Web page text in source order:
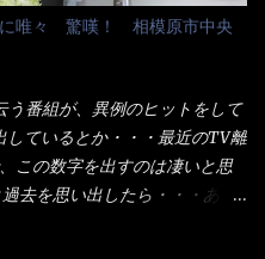
らない！ これだよ、こ
の方へ湯までも入ってしま
絡む現象ですな。 結局、伸び
の方で＜だし汁＞を少し追加
イズは全てお腹の中へ収まっ
事も無いな！ まだ鶏天1個位
＜釜揚げうどんの湯無し＞を
ン店大手といっても過言では
も居るらしい・・ そんな大手
か？ 箱詰め乾麺！ このパッ
用目的でしょう。 そんな贈答
ンキで発見し購入！ 中身は、
／一パックになっており、それ
唯々 驚嘆！ 相模原市中央
番組が、異例のヒットをして
しているとか・・・最近のTV離
この数字を出すのは凄いと思
去を思い出したら・・・あっ